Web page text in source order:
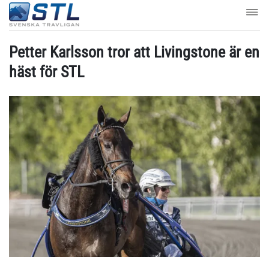
Petter Karlsson tror att Livingstone är en
häst för STL